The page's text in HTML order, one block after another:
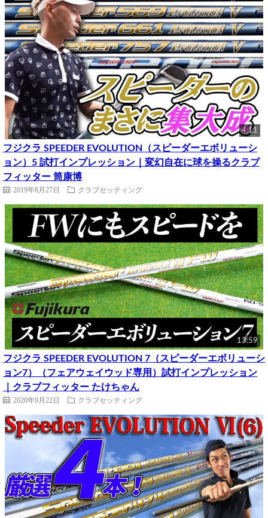
4:11
フジクラ SPEEDER EVOLUTION（スピーダーエボリューシ
ョン）5 試打インプレッション｜変幻自在に球を操るクラブ
フィッター 筒康博
2019年8月27日 クラブセッティング
13:59
フジクラ SPEEDER EVOLUTION 7（スピーダーエボリューシ
ョン7）（フェアウェイウッド専用）試打インプレッション
｜クラブフィッター たけちゃん
2020年9月22日 クラブセッティング